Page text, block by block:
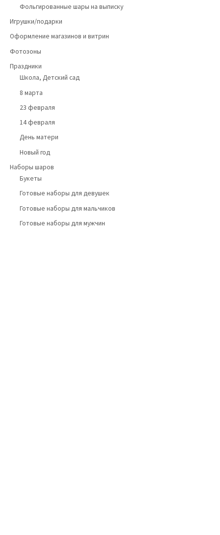
Фольгированные шары на выписку
Игрушки/подарки
Оформление магазинов и витрин
Фотозоны
Праздники
Школа, Детский сад
8 марта
23 февраля
14 февраля
День матери
Новый год
Наборы шаров
Букеты
Готовые наборы для девушек
Готовые наборы для мальчиков
Готовые наборы для мужчин